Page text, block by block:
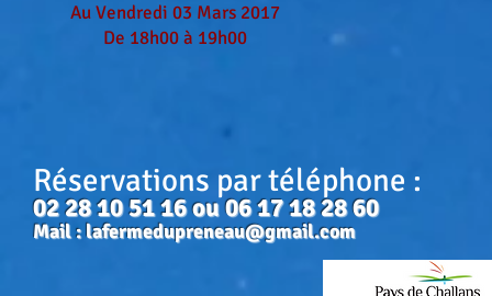
Au Vendredi 03 Mars 2017
De 18h00 à 19h00
Réservations par téléphone :
02 28 10 51 16 ou 06 17 18 28 60
Mail :lafermedupreneau@gmail.com